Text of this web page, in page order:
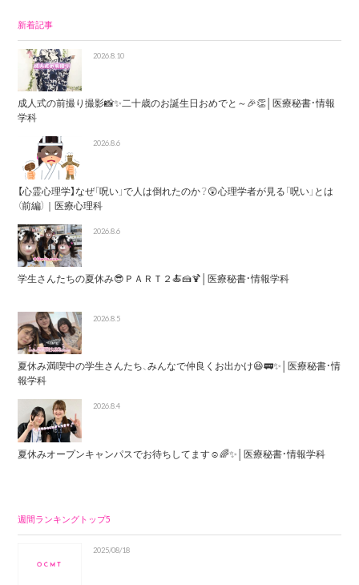
新着記事
2026.8.10
成人式の前撮り撮影📸✨二十歳のお誕生日おめでと～🎉👏│医療秘書・情報
学科
2026.8.6
【心霊心理学】なぜ「呪い」で人は倒れたのか？😲心理学者が見る「呪い」とは
（前編）｜医療心理科
2026.8.6
学生さんたちの夏休み😎ＰＡＲＴ２🍝🍰🍹│医療秘書・情報学科
2026.8.5
夏休み満喫中の学生さんたち、みんなで仲良くお出かけ😆🚃✨│医療秘書・情
報学科
2026.8.4
夏休みオープンキャンパスでお待ちしてます☺️🌈✨│医療秘書・情報学科
週間ランキングトップ5
2025/08/18